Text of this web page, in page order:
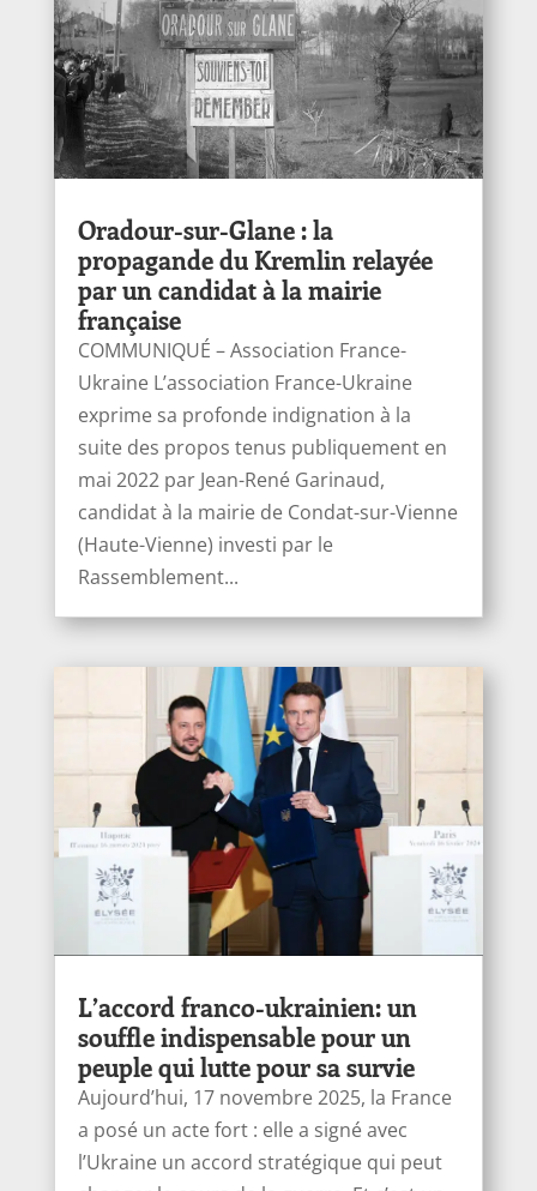
Oradour-sur-Glane : la
propagande du Kremlin relayée
par un candidat à la mairie
française
COMMUNIQUÉ – Association France-
Ukraine L’association France-Ukraine
exprime sa profonde indignation à la
suite des propos tenus publiquement en
mai 2022 par Jean-René Garinaud,
candidat à la mairie de Condat-sur-Vienne
(Haute-Vienne) investi par le
Rassemblement...
L’accord franco-ukrainien: un
souffle indispensable pour un
peuple qui lutte pour sa survie
Aujourd’hui, 17 novembre 2025, la France
a posé un acte fort : elle a signé avec
l’Ukraine un accord stratégique qui peut